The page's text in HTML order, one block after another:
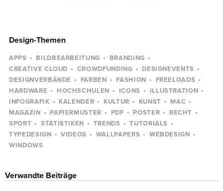
Design-Themen
APPS BILDBEARBEITUNG
BRANDING
CREATIVE CLOUD
CROWDFUNDING
DESIGNEVENTS
DESIGNVERBÄNDE
FARBEN FASHION
FREELOADS
HARDWARE
HOCHSCHULEN ICONS
ILLUSTRATION
INFOGRAFIK
KALENDER KULTUR KUNST
MAC
MAGAZIN
PAPIERMUSTER PDF POSTER
RECHT
SPORT
STATISTIKEN TRENDS
TUTORIALS
TYPEDESIGN
VIDEOS WALLPAPERS
WEBDESIGN
WINDOWS
Verwandte Beiträge